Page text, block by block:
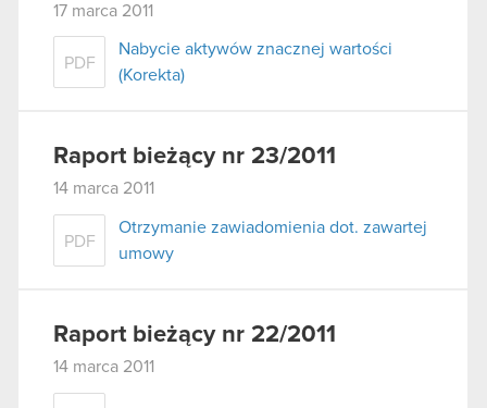
17 marca 2011
PDF
Nabycie aktywów znacznej wartości
(Korekta)
Raport bieżący nr 23/2011
14 marca 2011
PDF
Otrzymanie zawiadomienia dot. zawartej
umowy
Raport bieżący nr 22/2011
14 marca 2011